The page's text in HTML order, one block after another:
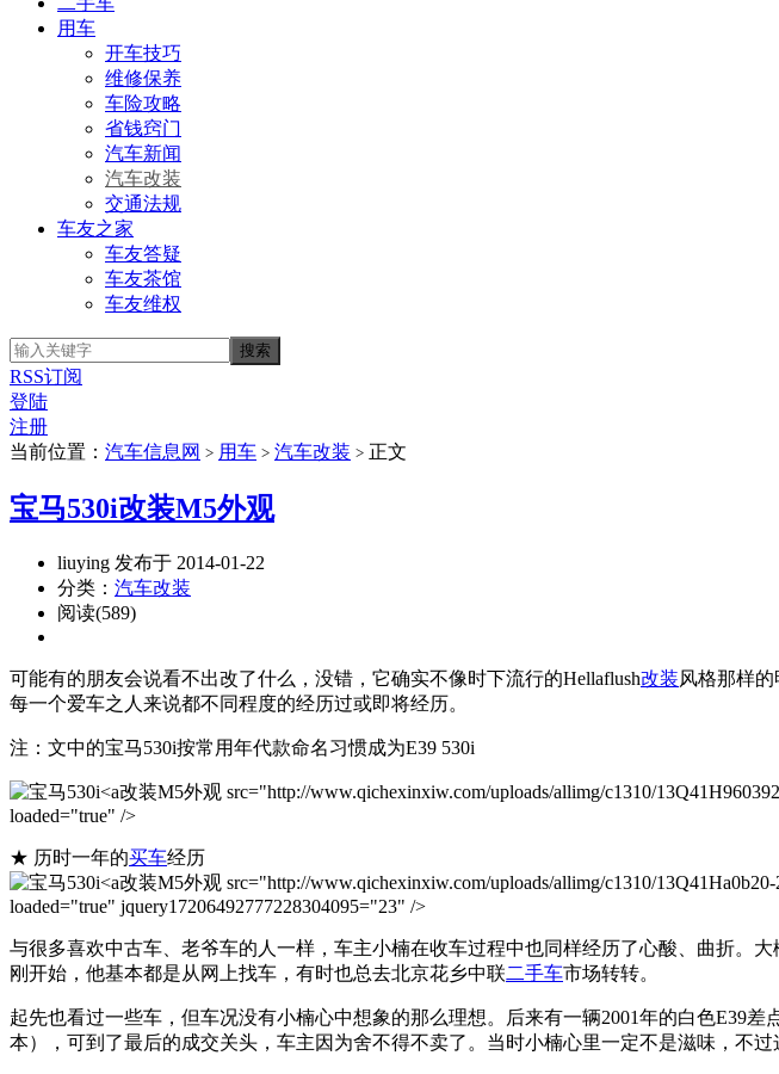
用车
开车技巧
维修保养
车险攻略
省钱窍门
汽车新闻
汽车改装
交通法规
车友之家
车友答疑
车友茶馆
车友维权
RSS订阅
登陆
注册
当前位置： 汽车信息网 > 用车 > 汽车改装 > 正文
宝马530i改装M5外观
liuying 发布于 2014-01-22
分类： 汽车改装
阅读(589)
可能有的朋友会说看不出改了什么，没错，它确实不像时下流行的Hellaflush改装风格那样
每一个爱车之人来说都不同程度的经历过或即将经历。
注：文中的宝马530i按常用年代款命名习惯成为E39 530i
改装M5外观 src="http://www.qichexinxiw.com/uploads/allimg/c1310/
loaded="true" />
★ 历时一年的买车经历
改装M5外观 src="http://www.qichexinxiw.com/uploads/allimg/c1310/
loaded="true" jquery17206492777228304095="23" />
与很多喜欢中古车、老爷车的人一样，车主小楠在收车过程中也同样经历了心酸、曲折。
刚开始，他基本都是从网上找车，有时也总去北京花乡中联二手车市场转转。
起先也看过一些车，但车况没有小楠心中想象的那么理想。后来有一辆2001年的白色E39
本），可到了最后的成交关头，车主因为舍不得不卖了。当时小楠心里一定不是滋味，不